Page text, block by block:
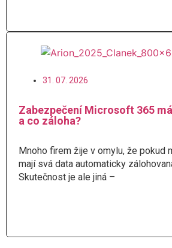
31. 07. 2026
Zabezpečení Microsoft 365
a co záloha?
Mnoho firem žije v omylu, že pokud
mají svá data automaticky
Skutečnost je ale jiná –